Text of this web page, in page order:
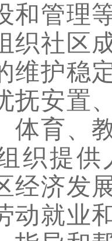
和管理
织社区
维护稳
抚安置
体育、
织提
经济发
动就业